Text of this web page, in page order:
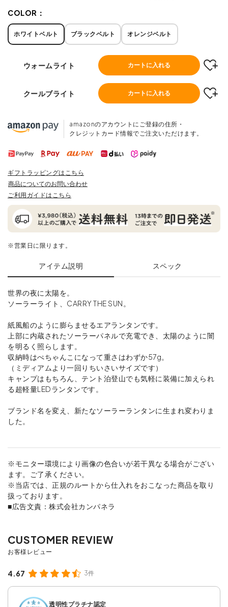
COLOR：
ホワイトベルト ブラックベルト オレンジベルト
ウォームライト カートに入れる
クールブライト カートに入れる
amazonのアカウントにご登録の住所・
クレジットカード情報でご注文いただけます。
ギフトラッピングはこちら
商品についてのお問い合わせ
ご利用ガイドはこちら
※営業日に限ります。
アイテム説明 スペック
世界の夜に太陽を。
ソーラーライト、CARRY THE SUN。
紙風船のように膨らませるエアランタンです。
上部に内蔵されたソーラーパネルで充電でき、太陽のように闇
を明るく照らします。
収納時はぺちゃんこになって重さはわずか57g。
（ミディアムより一回りちいさいサイズです）
キャンプはもちろん、テント泊登山でも気軽に装備に加えられ
る超軽量LEDランタンです。
ブランド名を変え、新たなソーラーランタンに生まれ変わりま
した。
※モニター環境により画像の色合いが若干異なる場合がござい
ます。ご了承ください。
※当店では、正規のルートから仕入れをおこなった商品を取り
扱っております。
■広告文責：株式会社カンパネラ
4.67 3件
透明性プラチナ認定